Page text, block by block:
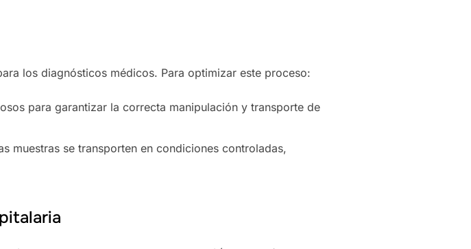
los diagnósticos médicos. Para optimizar este proceso:
para garantizar la correcta manipulación y transporte de
muestras se transporten en condiciones controladas,